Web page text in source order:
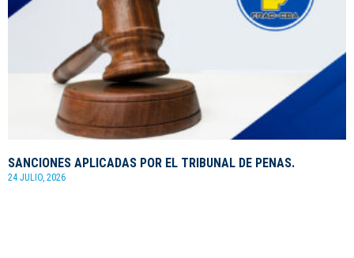
SANCIONES APLICADAS POR EL TRIBUNAL DE PENAS.
24 JULIO, 2026